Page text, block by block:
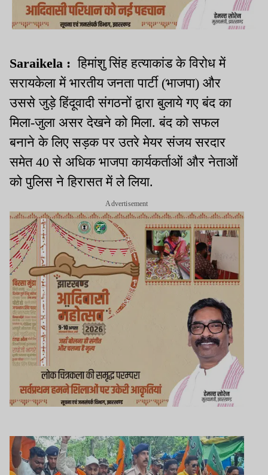
Saraikela :हिमांशु सिंह हत्याकांड के विरोध में
सरायकेला में भारतीय जनता पार्टी (भाजपा) और
उससे जुड़े हिंदूवादी संगठनों द्वारा बुलाये गए बंद का
मिला-जुला असर देखने को मिला. बंद को सफल
बनाने के लिए सड़क पर उतरे मेयर संजय सरदार
समेत 40 से अधिक भाजपा कार्यकर्ताओं और नेताओं
को पुलिस ने हिरासत में ले लिया.
Advertisement